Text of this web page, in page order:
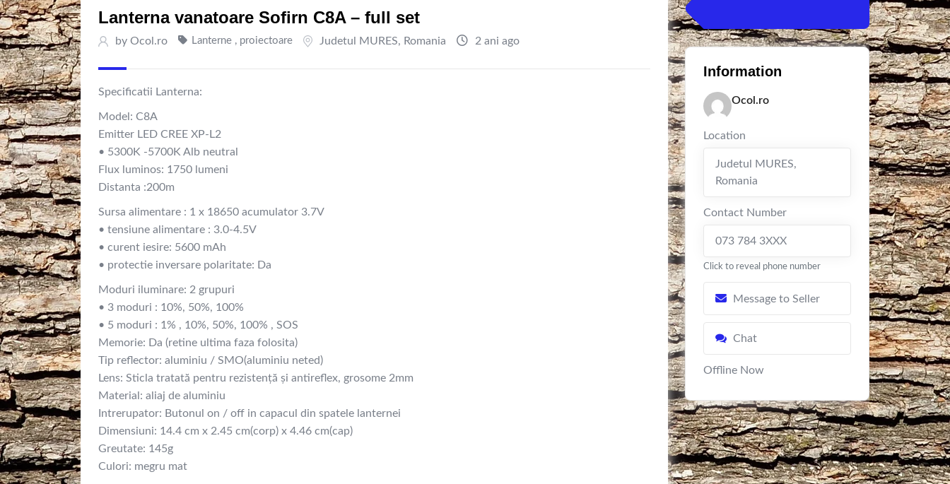
Lanterna vanatoare Sofirn C8A – full set
by Ocol.ro Lanterne , proiectoare Judetul MURES, Romania 2 ani ago
Specificatii Lanterna:
Model: C8A
Emitter LED CREE XP-L2
• 5300K -5700K Alb neutral
Flux luminos: 1750 lumeni
Distanta :200m
Sursa alimentare : 1 x 18650 acumulator 3.7V
• tensiune alimentare : 3.0-4.5V
• curent iesire: 5600 mAh
• protectie inversare polaritate: Da
Moduri iluminare: 2 grupuri
• 3 moduri : 10%, 50%, 100%
• 5 moduri : 1% , 10%, 50%, 100% , SOS
Memorie: Da (retine ultima faza folosita)
Tip reflector: aluminiu / SMO(aluminiu neted)
Lens: Sticla tratată pentru rezistenţă şi antireflex, grosome 2mm
Material: aliaj de aluminiu
Intrerupator: Butonul on / off in capacul din spatele lanternei
Dimensiuni: 14.4 cm x 2.45 cm(corp) x 4.46 cm(cap)
Greutate: 145g
Culori: megru mat
Information
Ocol.ro
Location
Judetul MURES,
Romania
Contact Number
073 784 3XXX
Click to reveal phone number
Message to Seller
Chat
Offline Now